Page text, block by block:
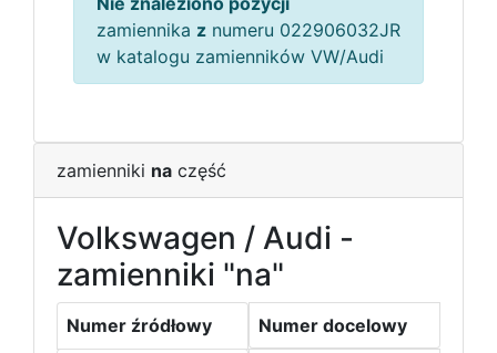
zamiennika z numeru 022906032JR
w katalogu zamienników VW/Audi
zamienniki na część
Volkswagen / Audi -
zamienniki "na"
Numer źródłowy Numer docelowy